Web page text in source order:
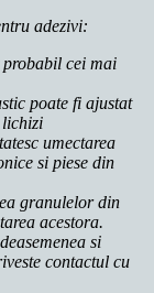
adezivi:
cei mai
poate fi ajustat
umectarea
si piese din
granulelor din
acestora.
si
contactul cu